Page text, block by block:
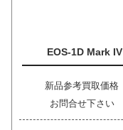
EOS-1D Mark IV
新品参考買取価格
お問合せ下さい